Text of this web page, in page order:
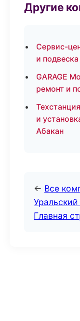
Другие
Сервис-
и
GARAGE
ремонт и
и
Абакан
← Все
Главная